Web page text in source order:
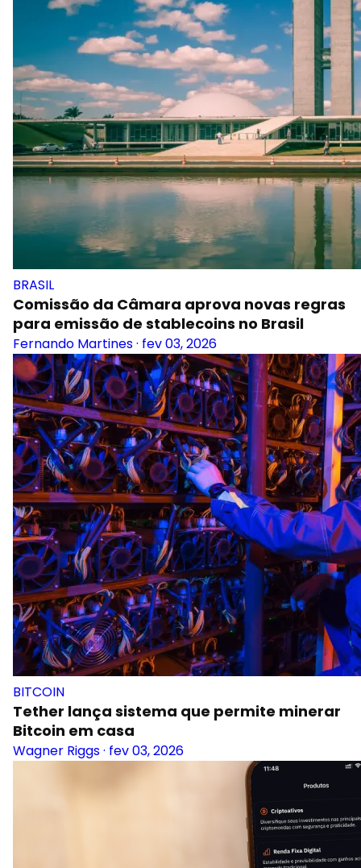
BRASIL
Comissão da Câmara aprova novas regras
para emissão de stablecoins no Brasil
Fernando Martines· fev 03, 2026
BITCOIN
Tether lança sistema que permite minerar
Bitcoin em casa
Wagner Riggs· fev 03, 2026